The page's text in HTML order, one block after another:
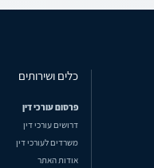
כלים ושירותים
פרסום עורכי דין
דרושים עורכי דין
משרדים לעורכי דין
אודות האתר